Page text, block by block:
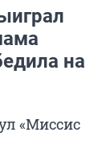
на
«Миссис